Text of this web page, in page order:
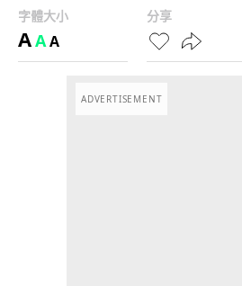
字體大小
AAA
分享
ADVERTISEMENT